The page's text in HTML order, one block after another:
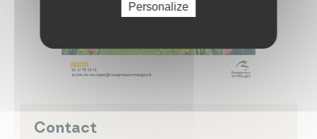
Contact
Personalize